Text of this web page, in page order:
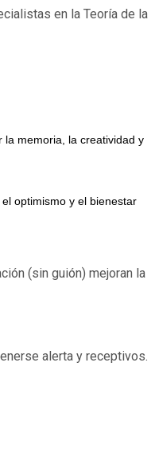
en la Teoría de la
memoria, la creatividad y
optimismo y el bienestar
(sin guión) mejoran la
alerta y receptivos.